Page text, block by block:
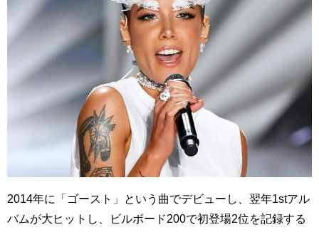
2014年に「ゴースト」という曲でデビューし、翌年1stアル
バムが大ヒットし、ビルボード200で初登場2位を記録する